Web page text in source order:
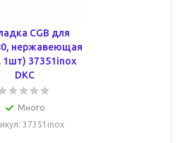
CGB для
нержавеющая
1шт) 37351inox
DKC
Много
: 37351inox